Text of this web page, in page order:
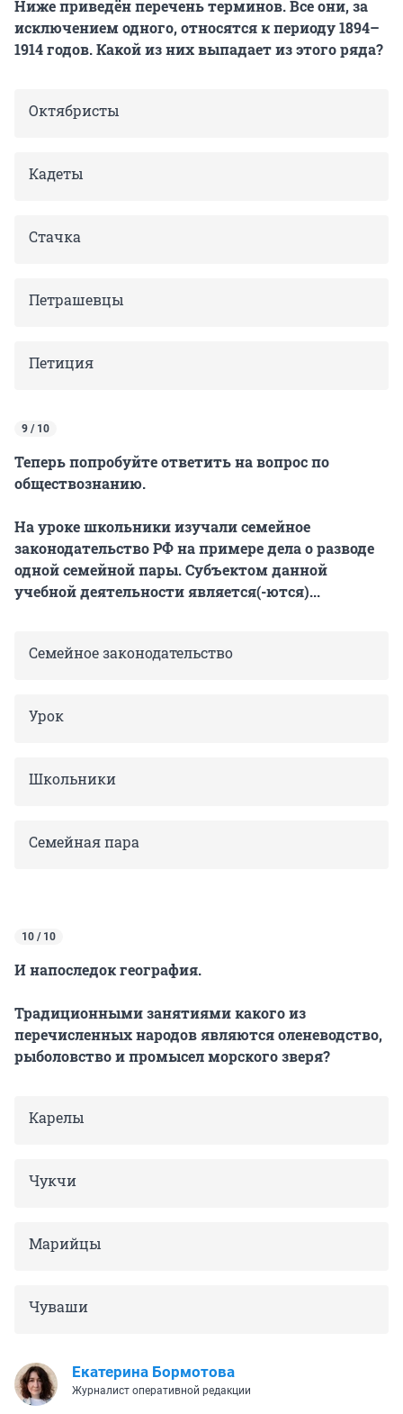
Ниже приведён перечень терминов. Все они, за
исключением одного, относятся к периоду 1894–
1914 годов. Какой из них выпадает из этого ряда?
Октябристы
Кадеты
Стачка
Петрашевцы
Петиция
9 / 10
Теперь попробуйте ответить на вопрос по
обществознанию.
На уроке школьники изучали семейное
законодательство РФ на примере дела о разводе
одной семейной пары. Субъектом данной
учебной деятельности является(-ются)...
Семейное законодательство
Урок
Школьники
Семейная пара
10 / 10
И напоследок география.
Традиционными занятиями какого из
перечисленных народов являются оленеводство,
рыболовство и промысел морского зверя?
Карелы
Чукчи
Марийцы
Чуваши
Екатерина Бормотова
Журналист оперативной редакции